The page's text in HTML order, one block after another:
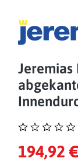
Jeremias
194,92